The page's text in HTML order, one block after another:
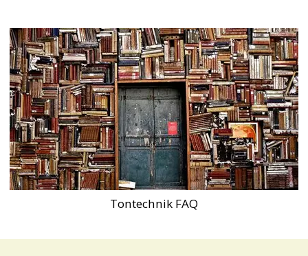
Tontechnik FAQ